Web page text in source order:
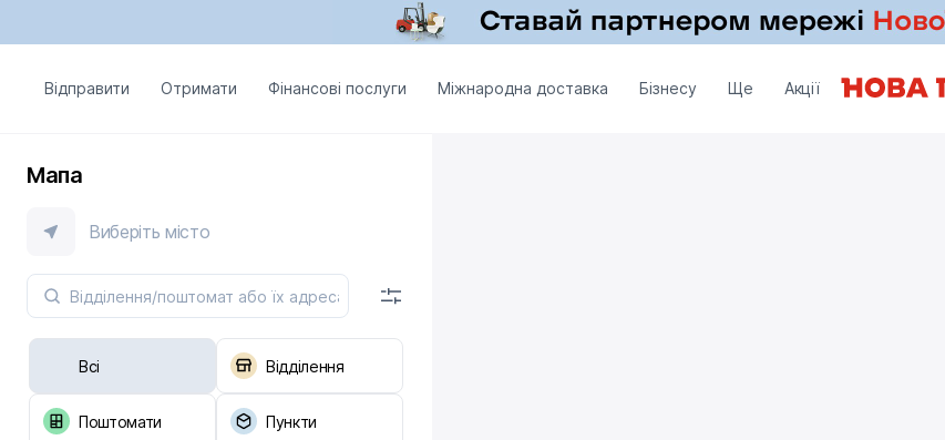
Відправити Отримати Фінансові послуги Міжнародна доставка Бізнесу Ще Акції
Мапа
Виберіть місто
Всі Відділення
Поштомати Пункти